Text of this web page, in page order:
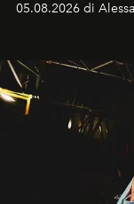
05.08.2026 di